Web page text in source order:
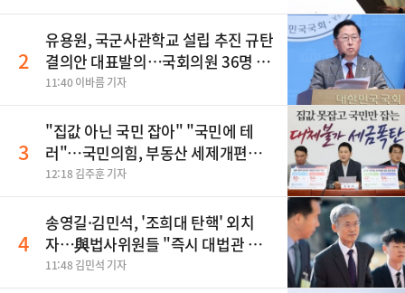
2
유용원, 국군사관학교 설립 추진 규탄
결의안 대표발의…국회의원 36명 동
참
11:40 이바름 기자
3
"집값 아닌 국민 잡아" "국민에 테
러"…국민의힘, 부동산 세제개편안
맹폭
12:18 김주훈 기자
4
송영길·김민석, '조희대 탄핵' 외치
자…與법사위원들 "즉시 대법관 제
청하라"
11:48 김민석 기자